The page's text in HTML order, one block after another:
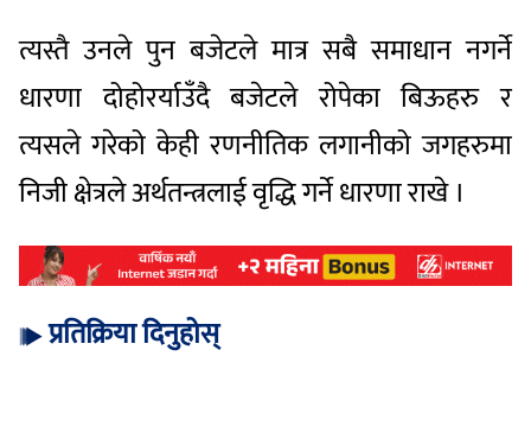
त्यस्तै उनले पुन बजेटले मात्र सबै समाधान नगर्ने
धारणा दोहोरर्याउँदै बजेटले रोपेका बिऊहरु र
त्यसले गरेको केही रणनीतिक लगानीको जगहरुमा
निजी क्षेत्रले अर्थतन्त्रलाई वृद्धि गर्ने धारणा राखे ।
प्रतिक्रिया दिनुहोस्